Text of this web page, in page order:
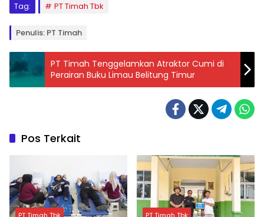
Tag: PT Timah Tbk
Penulis: PT Timah
PT Timah Tenggelamkan Atraktor Cumi di
Perairan Buku Limau Belitung Timur
Pos Terkait
PT Timah Tbk PT Timah Tbk